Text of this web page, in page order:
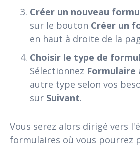
Créer un nouveau
sur le bouton Créer un
en haut à droite de la
Choisir le type de
Sélectionnez Formulaire
autre type selon vos
sur Suivant.
Vous serez alors dirigé vers
formulaires où vous pourrez